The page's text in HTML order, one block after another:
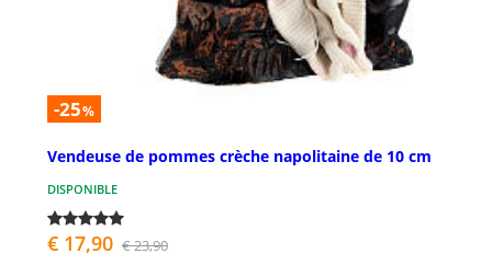
-25%
Vendeuse de pommes crèche napolitaine de 10 cm
DISPONIBLE
€ 17,90 € 23,90